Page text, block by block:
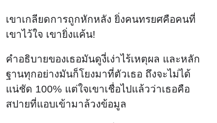
เขาเกลียดการถูกหักหลัง ยิ่งคนทรยศคือคนที่
เขาไว้ใจ เขายิ่งแค้น!
คำอธิบายของเธอมันดูงี่เง่าไร้เหตุผล และหลัก
ฐานทุกอย่างมันก็โยงมาที่ตัวเธอ ถึงจะไม่ได้
แน่ชัด 100% แต่ใจเขาเชื่อไปแล้วว่าเธอคือ
สปายที่แอบเข้ามาล้วงข้อมูล